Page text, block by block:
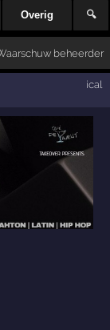
Overig 🔍
ical